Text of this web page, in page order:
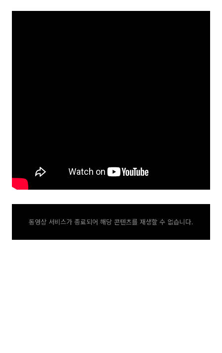
동영상 서비스가 종료되어 해당 콘텐츠를 재생할 수 없습니다.